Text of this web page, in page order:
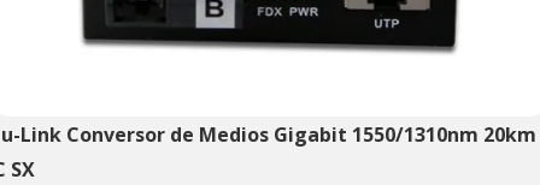
Link Conversor de Medios Gigabit 1550/1310nm 20km
SX